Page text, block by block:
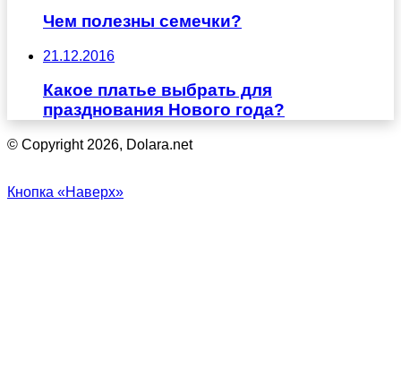
Чем полезны семечки?
21.12.2016
Какое платье выбрать для
празднования Нового года?
© Copyright 2026, Dolara.net
Кнопка «Наверх»